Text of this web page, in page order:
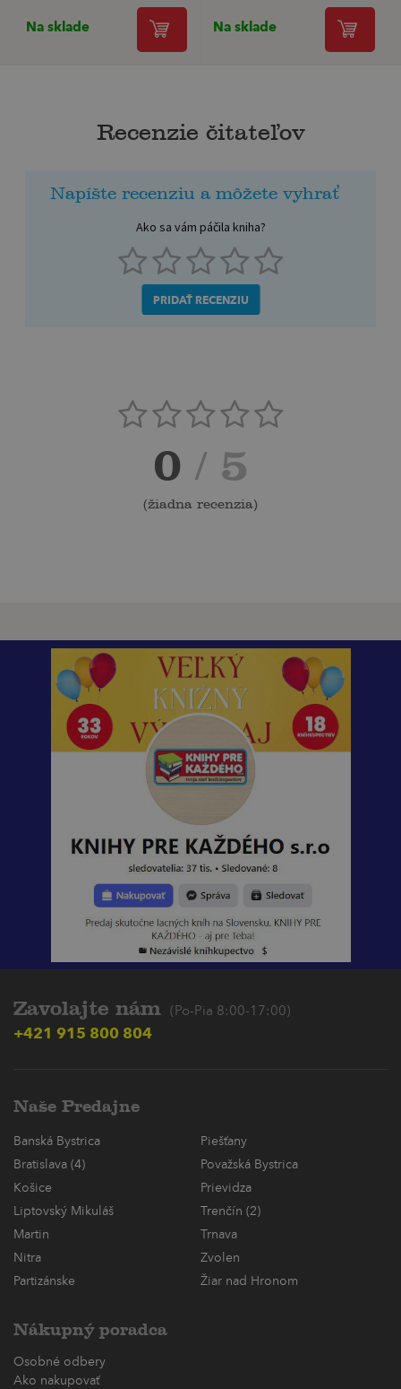
Na sklade Na sklade
Recenzie čitateľov
Napíšte recenziu a môžete vyhrať
Ako sa vám páčila kniha?
PRIDAŤ RECENZIU
0 / 5
(žiadna recenzia)
Zavolajte nám (Po-Pia 8:00-17:00)
+421 915 800 804
Naše Predajne
Banská Bystrica
Piešťany
Bratislava (4)
Považská Bystrica
Košice
Prievidza
Liptovský Mikuláš
Trenčín (2)
Martin
Trnava
Nitra
Zvolen
Partizánske
Žiar nad Hronom
Nákupný poradca
Osobné odbery
Ako nakupovať